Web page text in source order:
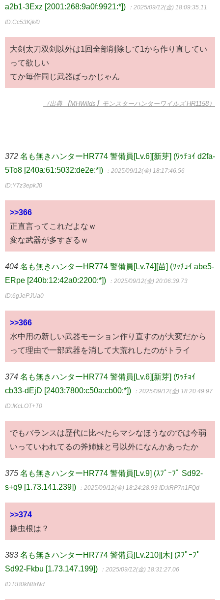
a2b1-3Exz [2001:268:9a0f:9921:*])
：2025/09/12(金) 18:09:35.11
ID:Cc53Kjk/0
大剣太刀双剣以外は1回全部削除して1から作り直してい
って欲しい
てか毎作同じ武器ばっかじゃん
（出典 【MHWilds】モンスターハンターワイルズ HR1158）
372 名も無きハンターHR774 警備員[Lv.6][新芽] (ﾜｯﾁｮｲ d2fa-
5To8 [240a:61:5032:de2e:*])
：2025/09/12(金) 18:17:46.56
ID:Y7z3epkJ0
>>366
正直言ってこれだよなｗ
変な武器が多すぎるｗ
404 名も無きハンターHR774 警備員[Lv.74][苗] (ﾜｯﾁｮｲ abe5-
ERpe [240b:12:42a0:2200:*])
：2025/09/12(金) 20:06:39.73
ID:6gJePJUa0
>>366
水中用の新しい武器モーション作り直すのが大変だから
って理由で一部武器を消して大荒れしたのがトライ
374 名も無きハンターHR774 警備員[Lv.6][新芽] (ﾜｯﾁｮｲ
cb33-dEjD [2403:7800:c50a:cb00:*])
：2025/09/12(金) 18:20:49.97
ID:IKcLOT+T0
でもバランスは歴代に比べたらマシなほうなのでは今弱
いっていわれてるの斧姉妹と弓以外になんかあったか
375 名も無きハンターHR774 警備員[Lv.9] (ｽﾌﾟｰﾌﾟ Sd92-
s+q9 [1.73.141.239])
：2025/09/12(金) 18:24:28.93 ID:kRP7n1FQd
>>374
操虫根は？
383 名も無きハンターHR774 警備員[Lv.210][木] (ｽﾌﾟｰﾌﾟ
Sd92-Fkbu [1.73.147.199])
：2025/09/12(金) 18:31:27.06
ID:RB0kN8rNd